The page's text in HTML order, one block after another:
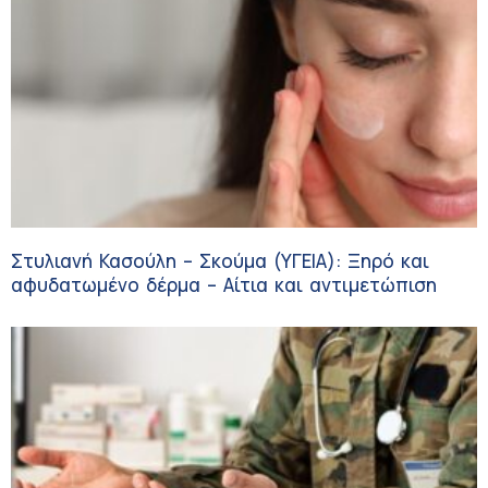
Στυλιανή Κασούλη – Σκούμα (ΥΓΕΙΑ): Ξηρό και
αφυδατωμένο δέρμα – Αίτια και αντιμετώπιση